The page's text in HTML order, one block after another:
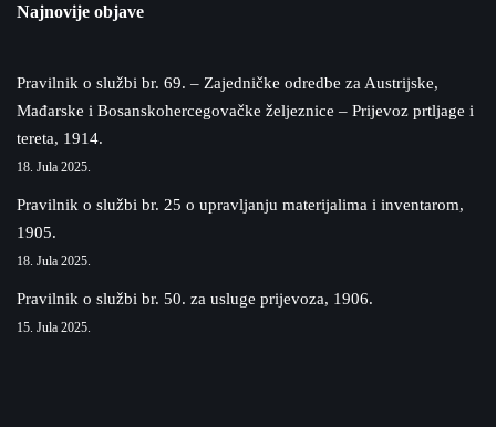
Najnovije objave
Pravilnik o službi br. 69. – Zajedničke odredbe za Austrijske,
Mađarske i Bosanskohercegovačke željeznice – Prijevoz prtljage i
tereta, 1914.
18. Jula 2025.
Pravilnik o službi br. 25 o upravljanju materijalima i inventarom,
1905.
18. Jula 2025.
Pravilnik o službi br. 50. za usluge prijevoza, 1906.
15. Jula 2025.